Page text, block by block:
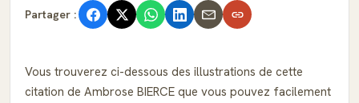
Partager :
Vous trouverez ci-dessous des illustrations de cette
citation de Ambrose BIERCE que vous pouvez facilement